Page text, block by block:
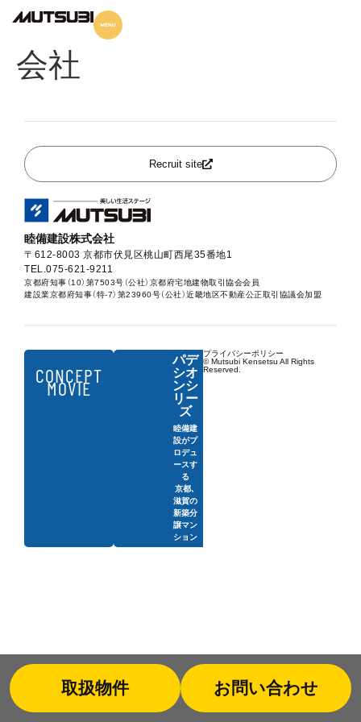
取扱物件 お問い合わせ
投稿者:
会社
Recruit site
睦備建設株式会社
〒612-8003 京都市伏見区桃山町西尾35番地1
TEL.075-621-9211
京都府知事（10）第7503号（公社）京都府宅地建物取引協会会員
建設業京都府知事（特-7）第23960号（公社）近畿地区不動産公正取引協議会加盟
CONCEPT
MOVIE
パデ
シオ
ンシ
リー
ズ
睦備建
設がプ
ロデュ
ースす
る
京都、
滋賀の
新築分
譲マン
ション
プライバシーポリシー
© Mutsubi Kensetsu All Rights
Reserved.